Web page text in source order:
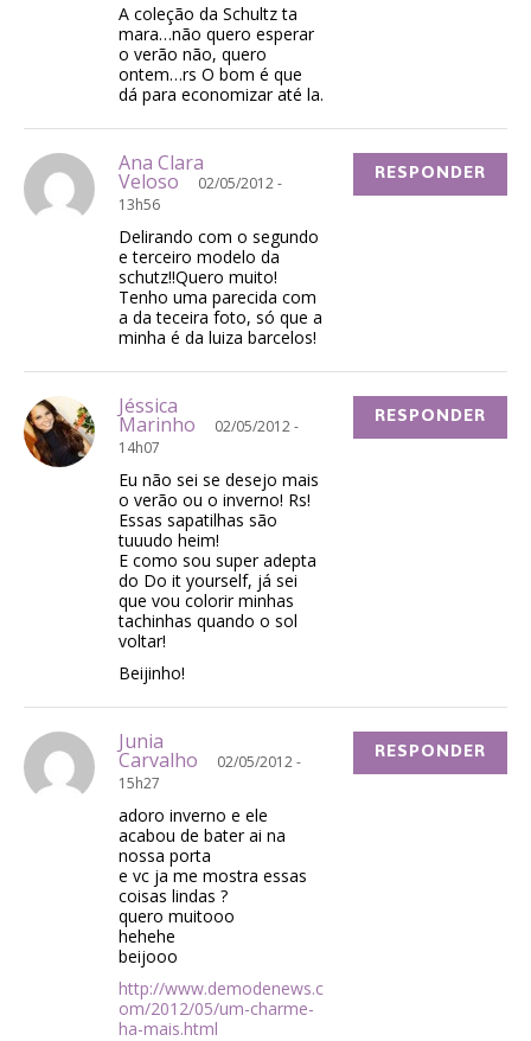
A coleção da Schultz ta
mara…não quero esperar
o verão não, quero
ontem…rs O bom é que
dá para economizar até la.
Ana Clara
Veloso
02/05/2012 -
13h56
Delirando com o segundo
e terceiro modelo da
schutz!!Quero muito!
Tenho uma parecida com
a da teceira foto, só que a
minha é da luiza barcelos!
RESPONDER
Jéssica
Marinho
02/05/2012 -
14h07
Eu não sei se desejo mais
o verão ou o inverno! Rs!
Essas sapatilhas são
tuuudo heim!
E como sou super adepta
do Do it yourself, já sei
que vou colorir minhas
tachinhas quando o sol
voltar!
Beijinho!
RESPONDER
Junia
Carvalho
02/05/2012 -
15h27
adoro inverno e ele
acabou de bater ai na
nossa porta
e vc ja me mostra essas
coisas lindas ?
quero muitooo
hehehe
beijooo
http://www.demodenews.c
om/2012/05/um-charme-
ha-mais.html
RESPONDER